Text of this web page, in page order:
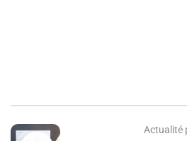
Actualité